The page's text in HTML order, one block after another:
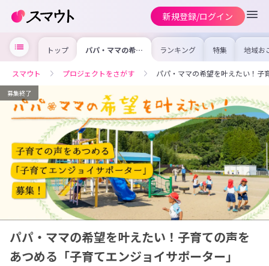
新規登録/ログイン
トップ パパ・ママの希望
を叶えたい！子育
「子育てエンジョ
イサポーター」
隊（2名）募集】
ランキング 特集 地域お
の求
を集め
事内容
を比較
スマウト プロジェクトをさがす パパ・ママの希望を叶えたい！子
募集終了
パパ・ママの希望を叶えたい！子育ての声を
あつめる「子育てエンジョイサポーター」